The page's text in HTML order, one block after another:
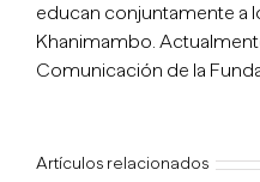
educan conjuntamente a
Khanimambo.
Comunicación de la
Artículos relacionados